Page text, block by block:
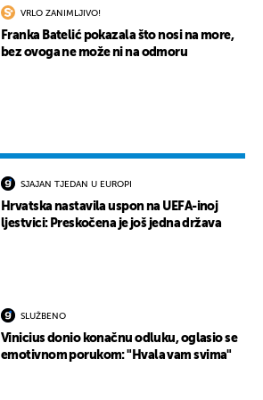
VRLO ZANIMLJIVO!
Franka Batelić pokazala što nosi na more,
bez ovoga ne može ni na odmoru
SJAJAN TJEDAN U EUROPI
Hrvatska nastavila uspon na UEFA-inoj
ljestvici: Preskočena je još jedna država
SLUŽBENO
Vinicius donio konačnu odluku, oglasio se
emotivnom porukom: "Hvala vam svima"